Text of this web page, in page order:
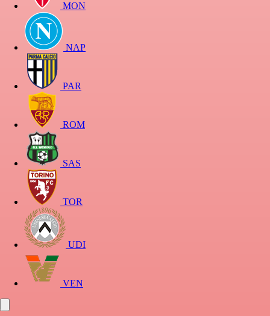
MON
NAP
PAR
ROM
SAS
TOR
UDI
VEN